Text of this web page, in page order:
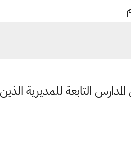
التابعة للمديرية الذين